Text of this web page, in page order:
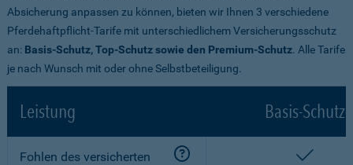
Absicherung anpassen zu können, bieten wir Ihnen 3 verschiedene
Pferdehaftpflicht-Tarife mit unterschiedlichem Versicherungsschutz
an: Basis-Schutz, Top-Schutz sowie den Premium-Schutz. Alle Tarife
je nach Wunsch mit oder ohne Selbstbeteiligung.
Leistung Basis-Schutz
Fohlen des versicherten